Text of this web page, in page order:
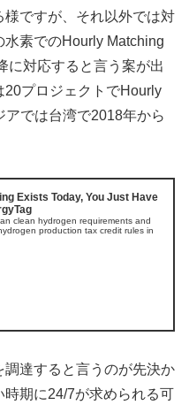
ですが、それ以外では対
素でのHourly Matching
に対応すると言う案が出
20プロジェクトでHourly
アでは台湾で2018年から
Exists Today, You Just Have
clean hydrogen requirements and
production tax credit rules in
調達すると言うのが先決か
期に24/7が求められる可